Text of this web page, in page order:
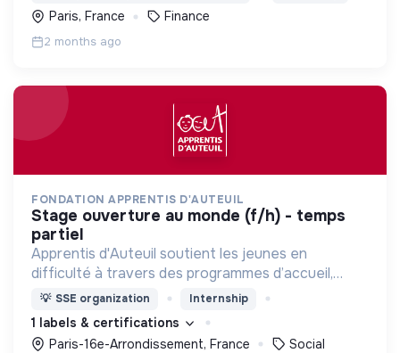
Paris, France Finance
2 months ago
FONDATION APPRENTIS D'AUTEUIL
stage ouverture au monde (f/h) - temps
partiel
Apprentis d'Auteuil soutient les jeunes en
difficulté à travers des programmes d’accueil,
d’éducation, de formation et d’insertion pour leur
permettre de devenir des hommes et des femmes
debout.
💡 SSE organization Internship
1 labels & certifications
Paris-16e-Arrondissement, France
Social